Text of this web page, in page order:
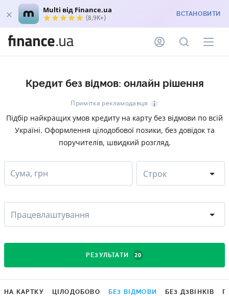
Multi від Finance.ua
(8,9K+) ВСТАНОВИТИ
Кредит без відмов: онлайн рішення
Примітка рекламодавця
Підбір найкращих умов кредиту на карту без відмови по всій
Україні. Оформлення цілодобової позики, без довідок та
поручителів, швидкий розгляд.
Сума, грн Строк
Працевлаштування
РЕЗУЛЬТАТИ 20
НА КАРТКУ ЦІЛОДОБОВО БЕЗ ВІДМОВИ БЕЗ ДЗВІНКІВ